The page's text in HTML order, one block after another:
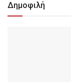
Δημοφιλή